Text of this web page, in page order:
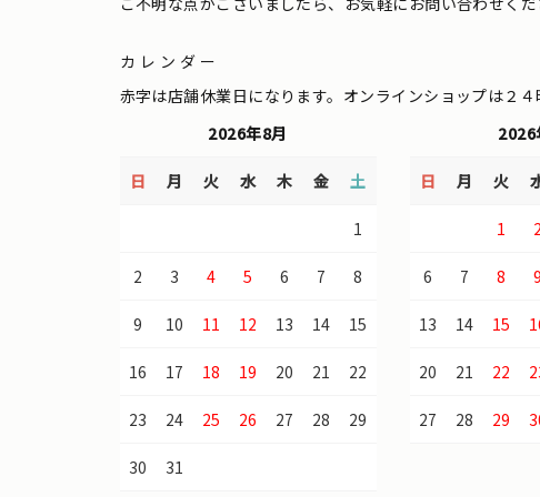
カレンダー
赤字は店舗休業日になります。オンラインショップは２
2026年8月
日 月 火 水 木 金 土
1
2 3 4 5 6 7 8
9 10 11 12 13 14 15
16 17 18 19 20 21 22
23 24 25 26 27 28 29
30 31
2026
日 月 火
1 2
6 7 8 9
13 14 15
20 21 22
27 28 29